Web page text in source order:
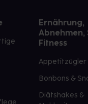
Ernährung,
Abnehmen,
Fitness
Appetitzügler
Bonbons &
Diätshakes &